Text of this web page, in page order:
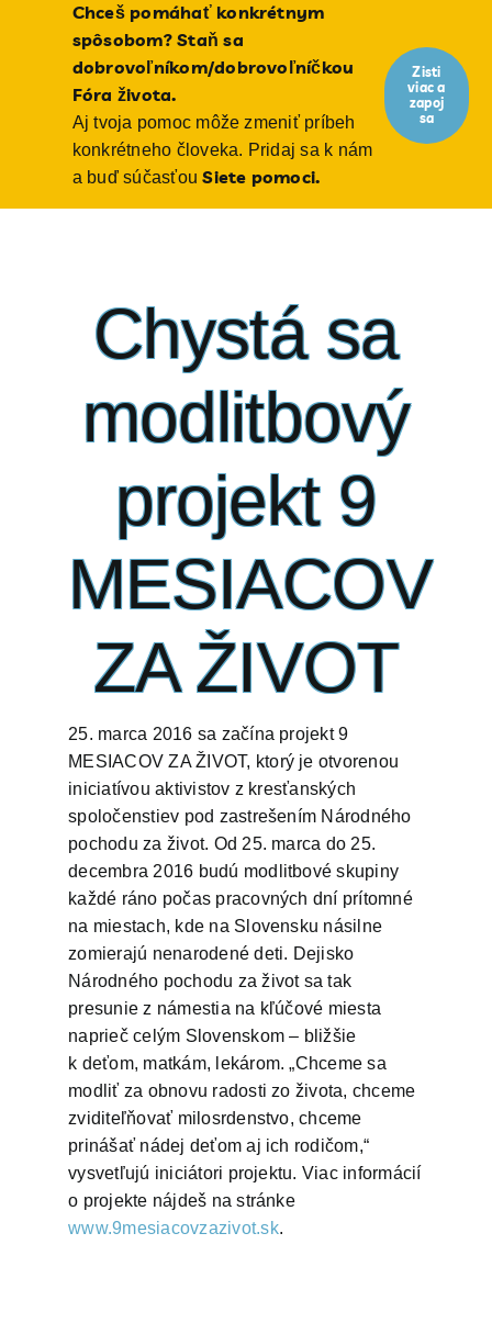
Chceš pomáhať konkrétnym
spôsobom? Staň sa
dobrovoľníkom/dobrovoľníčkou
Fóra života.
Aj tvoja pomoc môže zmeniť príbeh
konkrétneho človeka. Pridaj sa k nám
a buď súčasťou Siete pomoci.
Zisti
viac a
zapoj
sa
Chystá sa
modlitbový
projekt 9
MESIACOV
ZA ŽIVOT
25. marca 2016 sa začína projekt 9
MESIACOV ZA ŽIVOT, ktorý je otvorenou
iniciatívou aktivistov z kresťanských
spoločenstiev pod zastrešením Národného
pochodu za život. Od 25. marca do 25.
decembra 2016 budú modlitbové skupiny
každé ráno počas pracovných dní prítomné
na miestach, kde na Slovensku násilne
zomierajú nenarodené deti. Dejisko
Národného pochodu za život sa tak
presunie z námestia na kľúčové miesta
naprieč celým Slovenskom – bližšie
k deťom, matkám, lekárom. „Chceme sa
modliť za obnovu radosti zo života, chceme
zviditeľňovať milosrdenstvo, chceme
prinášať nádej deťom aj ich rodičom,“
vysvetľujú iniciátori projektu. Viac informácií
o projekte nájdeš na stránke
www.9mesiacovzazivot.sk.